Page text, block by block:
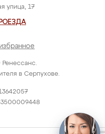
в Серпухове.
улица, 17